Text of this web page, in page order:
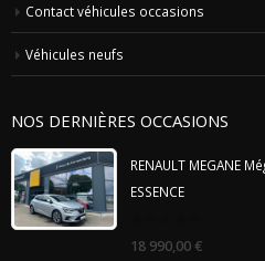
Contact véhicules occasions
Véhicules neufs
NOS DERNIÈRES OCCASIONS
RENAULT MEGANE
ESSENCE
out
18 990,00 €